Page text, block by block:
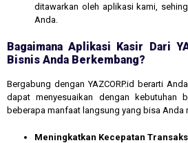
ditawarkan oleh aplikasi kami,
Anda.
Bagaimana Aplikasi Kasir Dari
Bisnis Anda Berkembang?
Bergabung dengan YAZCORP.id berarti
dapat menyesuaikan dengan kebutuhan
beberapa manfaat langsung yang bisa Anda
Meningkatkan Kecepatan